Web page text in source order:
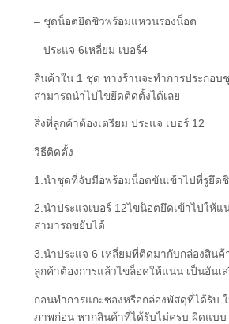
– ชุดน็อตยึดชิวพร้อมแหวนรองน็อต
– ประแจ 6เหลี่ยม เบอร์4
สินค้าใน 1 ชุด ทางร้านจะทำการประกอบ
สามารถนำไปไขยึดติดตั้งได้เลย
สิ่งที่ลูกค้าต้องเตรียม ประแจ เบอร์ 12
วิธีติดตั้ง
1.นำชุดที่จับมือพร้อมน็อตขันเข้าไปที่รูยึด
2.นำประแจเบอร์ 12ไขน็อตยึดเข้าไปให้
สามารถขยับได้
3.นำประแจ 6 เหลี่ยมที่ติดมากับกล่องสินค้
ลูกค้าต้องการแล้วไขล็อคให้แน่น เป็นอันเ
ก่อนทำการแกะซองหรือกล่องพัสดุที่ได้รับ
ภาพก่อน หากสินค้าที่ได้รับไม่ครบ ผิดแบบ